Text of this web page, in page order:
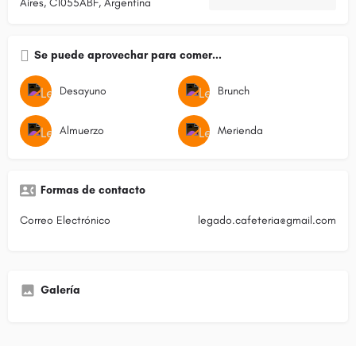
Aires, C1055ABF, Argentina
Se puede aprovechar para comer...
Desayuno Brunch
Almuerzo Merienda
Formas de contacto
Correo Electrónico legado.cafeteria@gmail.com
Galería